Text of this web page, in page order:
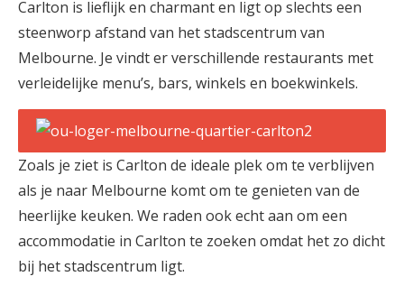
Carlton is lieflijk en charmant en ligt op slechts een
steenworp afstand van het stadscentrum van
Melbourne. Je vindt er verschillende restaurants met
verleidelijke menu’s, bars, winkels en boekwinkels.
Zoals je ziet is Carlton de ideale plek om te verblijven
als je naar Melbourne komt om te genieten van de
heerlijke keuken. We raden ook echt aan om een
accommodatie in Carlton te zoeken omdat het zo dicht
bij het stadscentrum ligt.